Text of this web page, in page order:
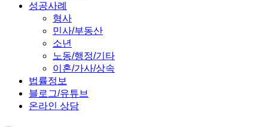
성공사례
형사
민사/부동산
소년
노동/행정/기타
이혼/가사/상속
법률정보
블로그/유튜브
온라인 상담